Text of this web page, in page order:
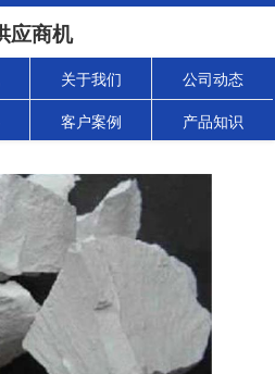
应商机
关于我们 公司动态
客户案例 产品知识